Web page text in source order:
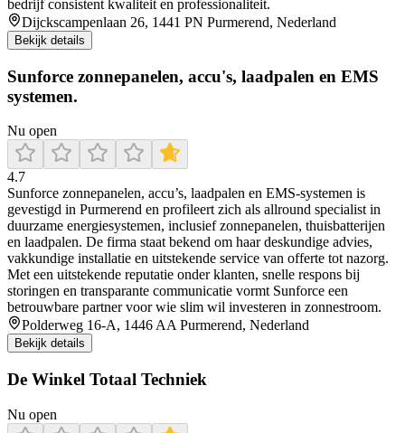
bedrijf consistent kwaliteit en professionaliteit.
Dijckscampenlaan 26, 1441 PN Purmerend, Nederland
Bekijk details
Sunforce zonnepanelen, accu's, laadpalen en EMS
systemen.
Nu open
4.7
Sunforce zonnepanelen, accu’s, laadpalen en EMS-systemen is
gevestigd in Purmerend en profileert zich als allround specialist in
duurzame energiesystemen, inclusief zonnepanelen, thuisbatterijen
en laadpalen. De firma staat bekend om haar deskundige advies,
vakkundige installatie en uitstekende service van offerte tot nazorg.
Met een uitstekende reputatie onder klanten, snelle respons bij
storingen en transparante communicatie vormt Sunforce een
betrouwbare partner voor wie slim wil investeren in zonnestroom.
Polderweg 16-A, 1446 AA Purmerend, Nederland
Bekijk details
De Winkel Totaal Techniek
Nu open